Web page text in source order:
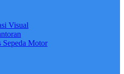
Visual
Sepeda Motor